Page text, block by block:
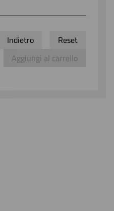
Indietro
Reset
Aggiungi al carrello